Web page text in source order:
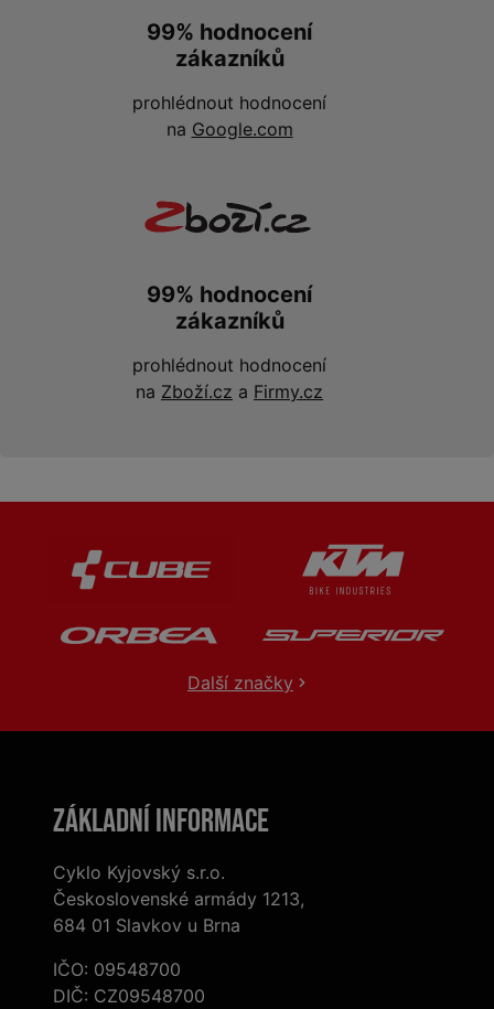
99% hodnocení
zákazníků
prohlédnout hodnocení
na Google.com
99% hodnocení
zákazníků
prohlédnout hodnocení
na Zboží.cz a Firmy.cz
Další značky
Základní informace
Cyklo Kyjovský s.r.o.
Československé armády 1213,
684 01 Slavkov u Brna
IČO: 09548700
DIČ: CZ09548700